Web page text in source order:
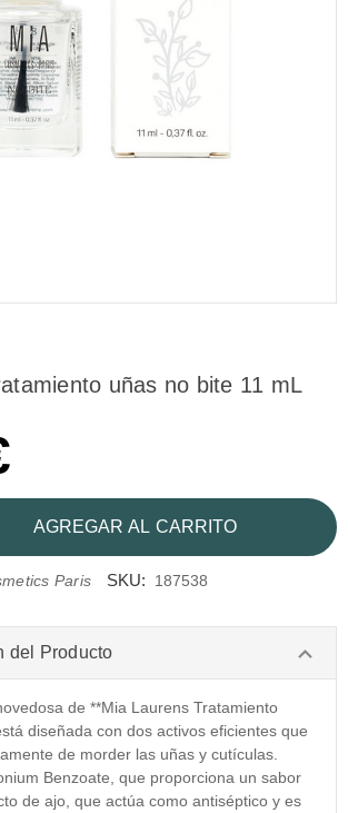
uñas no bite 11 mL
Paris SKU: 187538
del Producto
de **Mia Laurens Tratamiento
diseñada con dos activos eficientes que
de morder las uñas y cutículas.
Benzoate, que proporciona un sabor
de ajo, que actúa como antiséptico y es